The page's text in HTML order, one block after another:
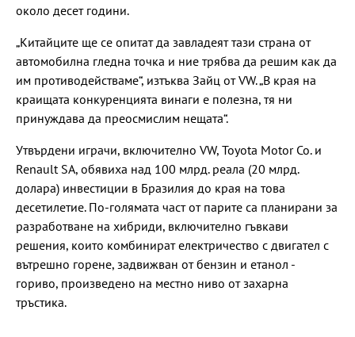
около десет години.
„Китайците ще се опитат да завладеят тази страна от
автомобилна гледна точка и ние трябва да решим как да
им противодействаме“, изтъква Зайц от VW. „В края на
краищата конкуренцията винаги е полезна, тя ни
принуждава да преосмислим нещата“.
Утвърдени играчи, включително VW, Toyota Motor Co. и
Renault SA, обявиха над 100 млрд. реала (20 млрд.
долара) инвестиции в Бразилия до края на това
десетилетие. По-голямата част от парите са планирани за
разработване на хибриди, включително гъвкави
решения, които комбинират електричество с двигател с
вътрешно горене, задвижван от бензин и етанол -
гориво, произведено на местно ниво от захарна
тръстика.